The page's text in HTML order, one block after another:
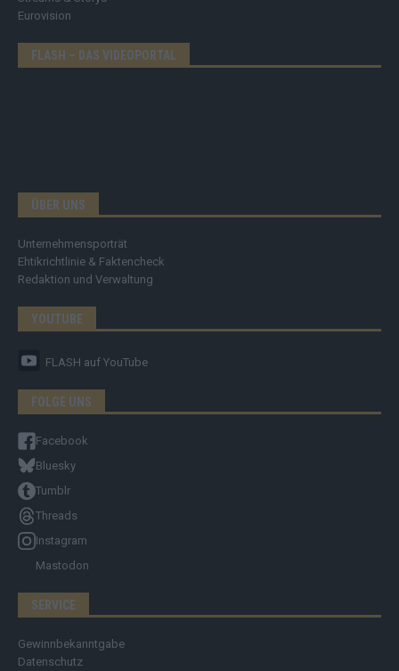
Eurovision
FLASH – DAS VIDEOPORTAL
ÜBER UNS
Unternehmensporträt
Ehtikrichtlinie & Faktencheck
Redaktion und Verwaltung
YOUTUBE
FLASH auf YouTube
FOLGE UNS
Facebook
Bluesky
Tumblr
Threads
Instagram
Mastodon
SERVICE
Gewinnbekanntgabe
Datenschutz